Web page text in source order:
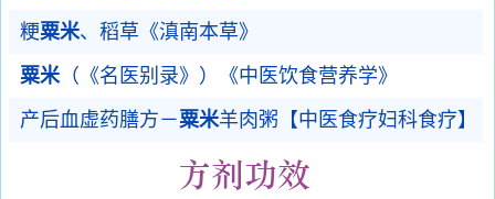
粳粟米、稻草《滇南本草》
粟米（《名医别录》）《中医饮食营养学》
产后血虚药膳方－粟米羊肉粥【中医食疗妇科食疗】